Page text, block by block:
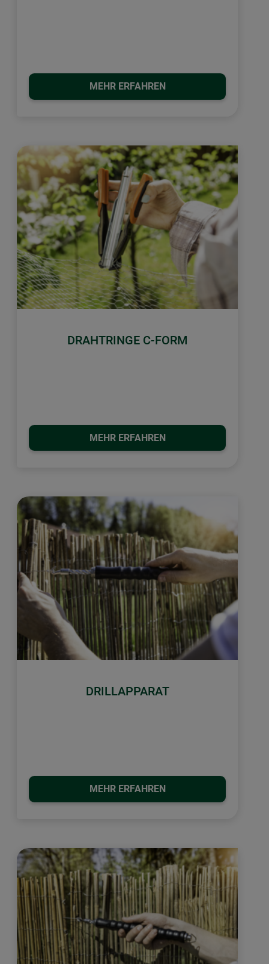
MEHR ERFAHREN
DRAHTRINGE C-FORM
MEHR ERFAHREN
DRILLAPPARAT
MEHR ERFAHREN